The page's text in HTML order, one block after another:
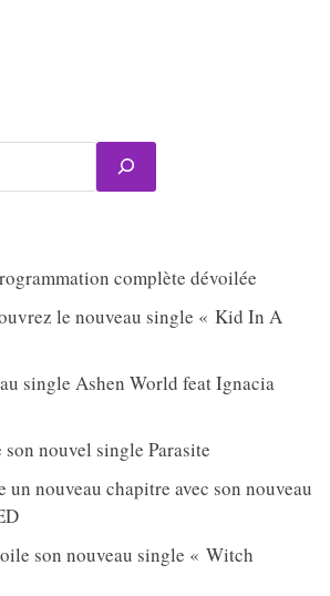
complète dévoilée
le nouveau single « Kid In A
single Ashen World feat Ignacia
nouvel single Parasite
nouveau chapitre avec son nouveau
son nouveau single « Witch